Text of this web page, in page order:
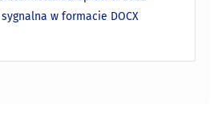
w formacie DOCX